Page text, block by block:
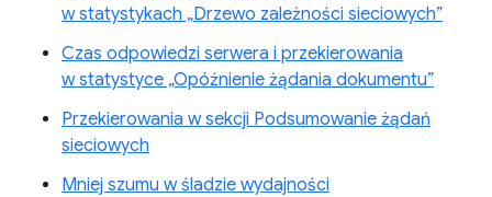
w statystykach „Drzewo zależności sieciowych”
Czas odpowiedzi serwera i przekierowania
w statystyce „Opóźnienie żądania dokumentu”
Przekierowania w sekcji Podsumowanie żądań
sieciowych
Mniej szumu w śladzie wydajności